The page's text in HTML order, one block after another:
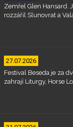
Zemřel Glen Hansard.
rozzářil Slunovrat a
27.07.2026
Festival Beseda je za
zahrají Liturgy, Horse